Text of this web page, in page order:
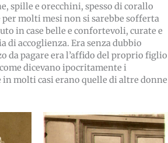
spille e orecchini, spesso di corallo
per molti mesi non si sarebbe sofferta
in case belle e confortevoli, curate e
di accoglienza. Era senza dubbio
da pagare era l’affido del proprio figlio
dicevano ipocritamente i
molti casi erano quelle di altre donne